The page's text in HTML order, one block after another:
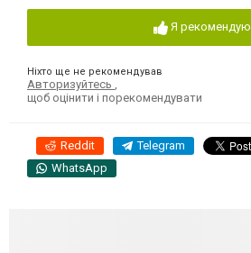
Я рекомендую
Ніхто ще не рекомендував
Авторизуйтесь
щоб оцінити і порекомендувати
Reddit Telegram
WhatsApp